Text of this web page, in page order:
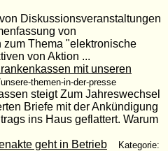
Diskussionsveranstaltungen
von
Thema "elektronische
von Aktion ...
mit unseren
themen-in-der-presse
steigt Zum Jahreswechsel
Briefe mit der Ankündigung
ins Haus geflattert. Warum
geht in Betrieb
Kategorie: